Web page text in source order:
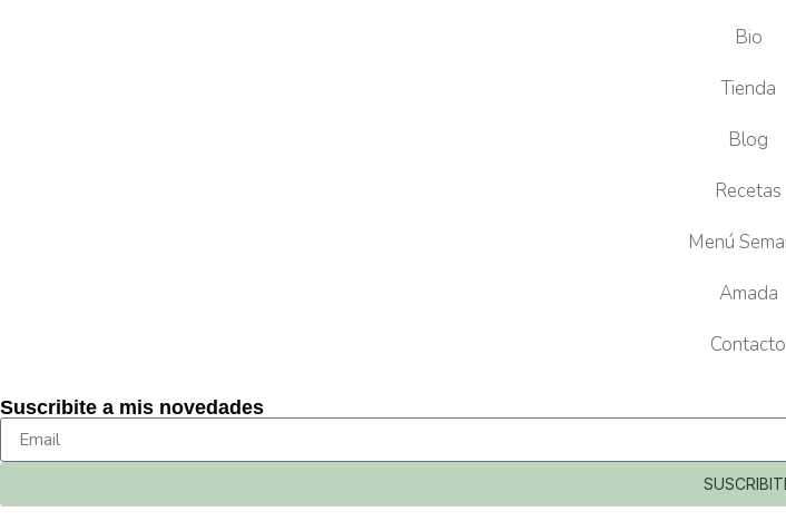
Bio
Tienda
Blog
Recetas
Menú
Amada
Contacto
Suscribite a mis novedades